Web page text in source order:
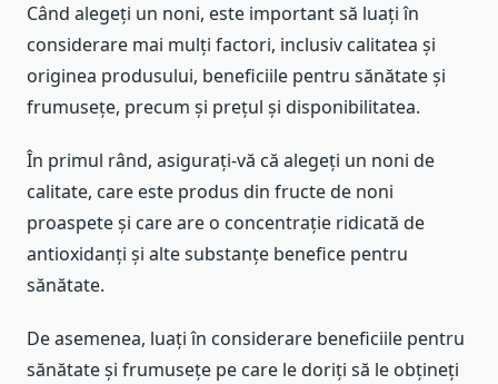
Când alegeți un noni, este important să luați în
considerare mai mulți factori, inclusiv calitatea și
originea produsului, beneficiile pentru sănătate și
frumusețe, precum și prețul și disponibilitatea.
În primul rând, asigurați-vă că alegeți un noni de
calitate, care este produs din fructe de noni
proaspete și care are o concentrație ridicată de
antioxidanți și alte substanțe benefice pentru
sănătate.
De asemenea, luați în considerare beneficiile pentru
sănătate și frumusețe pe care le doriți să le obțineți